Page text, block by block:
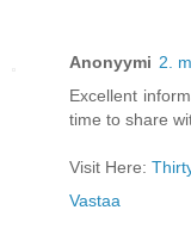
Anonyymi 2.
Excellent
time to share
Visit Here:
Vastaa